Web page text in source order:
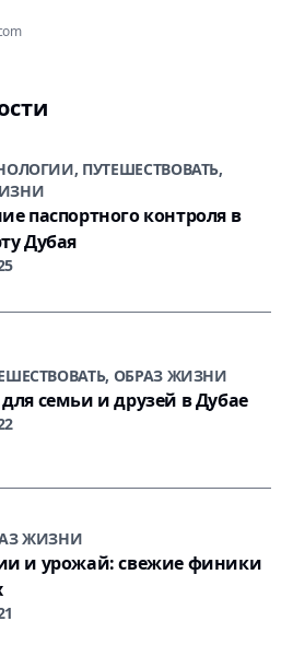
ПУТЕШЕСТВОВАТЬ,
паспортного контроля в
Дубая
ОБРАЗ ЖИЗНИ
семьи и друзей в Дубае
ЖИЗНИ
и урожай: свежие финики